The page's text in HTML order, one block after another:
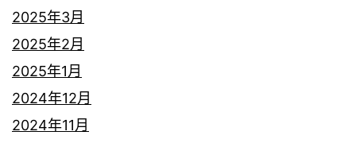
2025年3月
2025年2月
2025年1月
2024年12月
2024年11月